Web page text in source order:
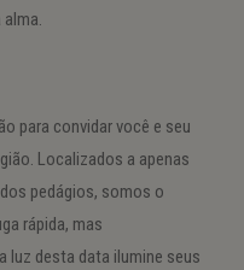
para convidar você e seu
Localizados a apenas
pedágios, somos o
rápida, mas
luz desta data ilumine seus